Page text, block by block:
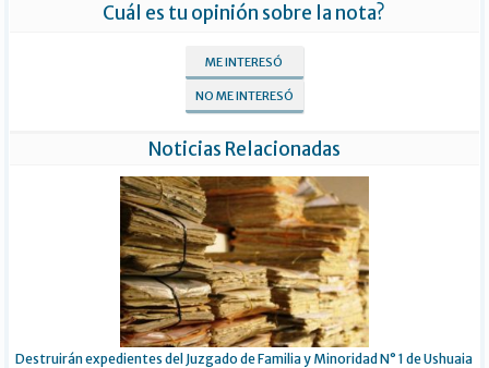
Cuál es tu opinión sobre la nota?
ME INTERESÓ
NO ME INTERESÓ
Noticias Relacionadas
Destruirán expedientes del Juzgado de Familia y Minoridad N° 1 de Ushuaia